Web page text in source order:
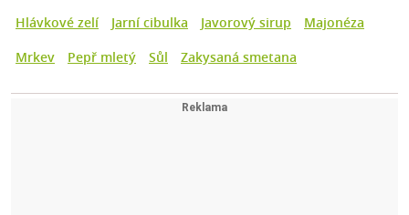
Hlávkové zelí
Jarní cibulka Javorový sirup
Majonéza
Mrkev
Pepř mletý Sůl Zakysaná smetana